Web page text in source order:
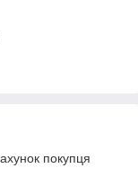
покупця